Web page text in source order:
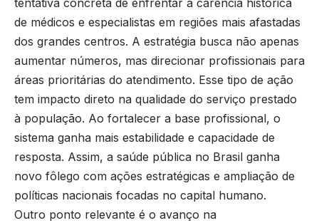
tentativa concreta de enfrentar a carência histórica
de médicos e especialistas em regiões mais afastadas
dos grandes centros. A estratégia busca não apenas
aumentar números, mas direcionar profissionais para
áreas prioritárias do atendimento. Esse tipo de ação
tem impacto direto na qualidade do serviço prestado
à população. Ao fortalecer a base profissional, o
sistema ganha mais estabilidade e capacidade de
resposta. Assim, a saúde pública no Brasil ganha
novo fôlego com ações estratégicas e ampliação de
políticas nacionais focadas no capital humano.
Outro ponto relevante é o avanço na